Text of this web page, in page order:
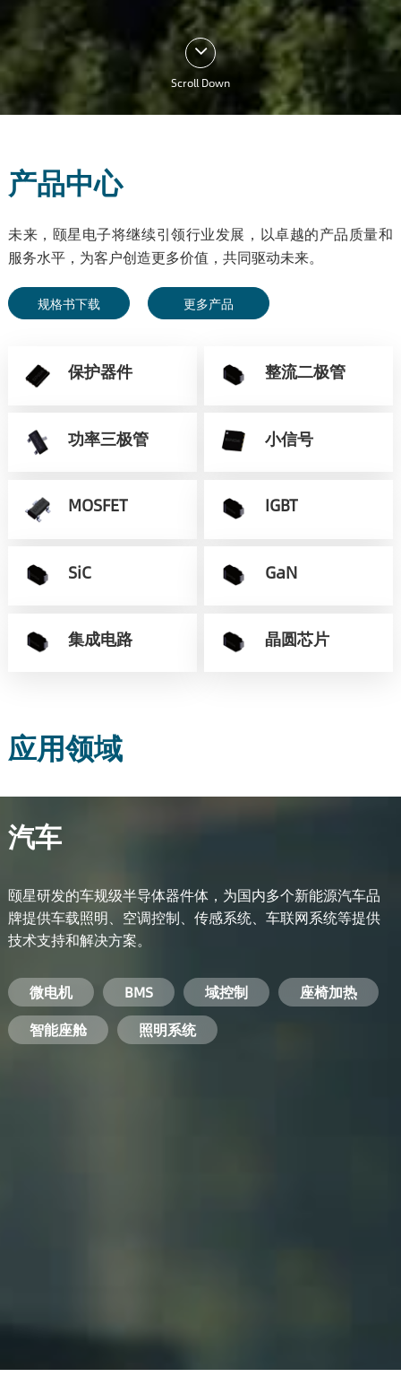
Scroll Down
产品中心
未来，颐星电子将继续引领行业发展，以卓越的产品质量和
服务水平，为客户创造更多价值，共同驱动未来。
规格书下载 更多产品
保护器件 整流二极管
功率三极管 小信号
MOSFET IGBT
SiC GaN
集成电路 晶圆芯片
应用领域
汽车
颐星研发的车规级半导体器件体，为国内多个新能源汽车品
牌提供车载照明、空调控制、传感系统、车联网系统等提供
技术支持和解决方案。
微电机 BMS 域控制
座椅加热
智能座舱
照明系统
电池管理系统
储能逆变器
工业电焊机 变频器
电机驱动
安防摄像头
开关电源 手机充电器
服务器电源
PC电源
电脑 手机 基站 机顶盒
智能农业 智能医疗
智能交通
智能家居